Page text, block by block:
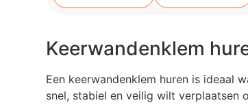
Keerwandenklem
Een keerwandenklem huren is ideaal
snel, stabiel en veilig wilt verplaatsen